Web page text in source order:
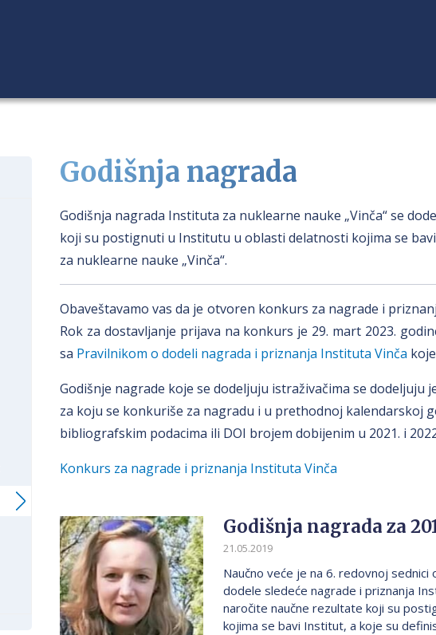
Godišnja nagrada
Godišnja nagrada Instituta za nuklearne nauke „Vinča“ se
koji su postignuti u Institutu u oblasti delatnosti kojima se
za nuklearne nauke „Vinča“.
Obaveštavamo vas da je otvoren konkurs za nagrade i
Rok za dostavljanje prijava na konkurs je 29. mart 2023.
sa Pravilnikom o dodeli nagrada i priznanja Instituta Vinča
Godišnje nagrade koje se dodeljuju istraživačima se
za koju se konkuriše za nagradu i u prethodnoj kalendarskoj
bibliografskim podacima ili DOI brojem dobijenim u 2021. i
Konkurs za nagrade i priznanja Instituta Vinča
Godišnja nagrada za
21.05.2019
Naučno veće je na 6. redovnoj
dodele sledeće nagrade i priznanja
naročite naučne rezultate koji su
kojima se bavi Institut, a koje su